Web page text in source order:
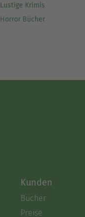
Lustige Krimis
Horror Bücher
Kunden
Bücher
Preise